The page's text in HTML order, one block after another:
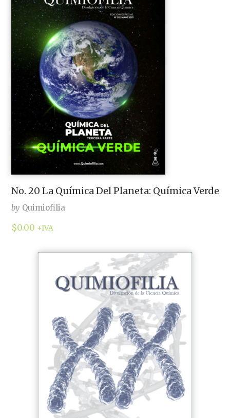
No. 20 La Química Del Planeta: Química Verde
by Quimiofilia
$0.00 +IVA